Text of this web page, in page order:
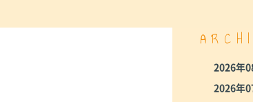
2026年
2026年